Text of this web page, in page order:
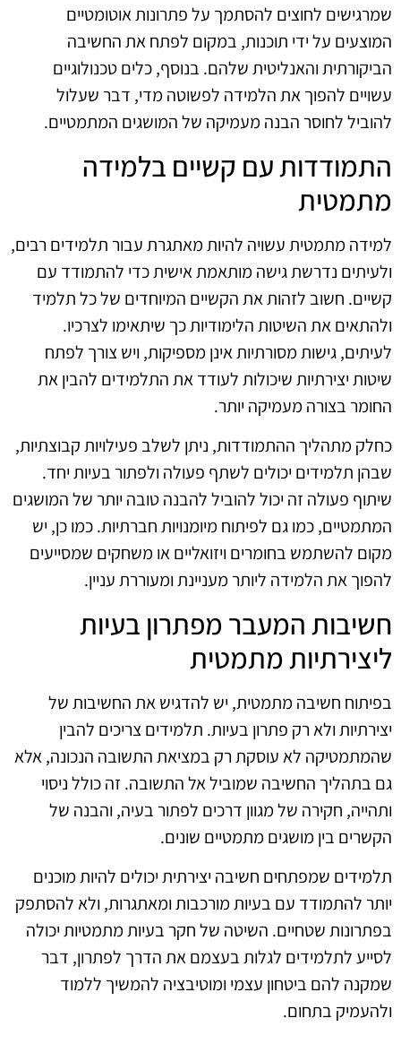
שמרגישים לחוצים להסתמך על פתרונות אוטומטיים
המוצעים על ידי תוכנות, במקום לפתח את החשיבה
הביקורתית והאנליטית שלהם. בנוסף, כלים טכנולוגיים
עשויים להפוך את הלמידה לפשוטה מדי, דבר שעלול
להוביל לחוסר הבנה מעמיקה של המושגים המתמטיים.
התמודדות עם קשיים בלמידה
מתמטית
למידה מתמטית עשויה להיות מאתגרת עבור תלמידים רבים,
ולעיתים נדרשת גישה מותאמת אישית כדי להתמודד עם
קשיים. חשוב לזהות את הקשיים המיוחדים של כל תלמיד
ולהתאים את השיטות הלימודיות כך שיתאימו לצרכיו.
לעיתים, גישות מסורתיות אינן מספיקות, ויש צורך לפתח
שיטות יצירתיות שיכולות לעודד את התלמידים להבין את
החומר בצורה מעמיקה יותר.
כחלק מתהליך ההתמודדות, ניתן לשלב פעילויות קבוצתיות,
שבהן תלמידים יכולים לשתף פעולה ולפתור בעיות יחד.
שיתוף פעולה זה יכול להוביל להבנה טובה יותר של המושגים
המתמטיים, כמו גם לפיתוח מיומנויות חברתיות. כמו כן, יש
מקום להשתמש בחומרים ויזואליים או משחקים שמסייעים
להפוך את הלמידה ליותר מעניינת ומעוררת עניין.
חשיבות המעבר מפתרון בעיות
ליצירתיות מתמטית
בפיתוח חשיבה מתמטית, יש להדגיש את החשיבות של
יצירתיות ולא רק פתרון בעיות. תלמידים צריכים להבין
שהמתמטיקה לא עוסקת רק במציאת התשובה הנכונה, אלא
גם בתהליך החשיבה שמוביל אל התשובה. זה כולל ניסוי
ותהייה, חקירה של מגוון דרכים לפתור בעיה, והבנה של
הקשרים בין מושגים מתמטיים שונים.
תלמידים שמפתחים חשיבה יצירתית יכולים להיות מוכנים
יותר להתמודד עם בעיות מורכבות ומאתגרות, ולא להסתפק
בפתרונות שטחיים. השיטה של חקר בעיות מתמטיות יכולה
לסייע לתלמידים לגלות בעצמם את הדרך לפתרון, דבר
שמקנה להם ביטחון עצמי ומוטיבציה להמשיך ללמוד
ולהעמיק בתחום.